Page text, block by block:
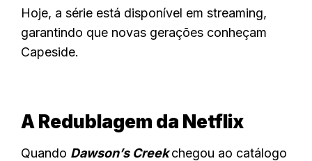
Hoje, a série está disponível em streaming,
garantindo que novas gerações conheçam
Capeside.
A Redublagem da Netflix
Quando Dawson’s Creek chegou ao catálogo